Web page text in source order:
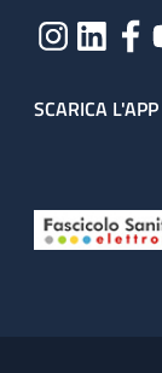
SCARICA L'APP